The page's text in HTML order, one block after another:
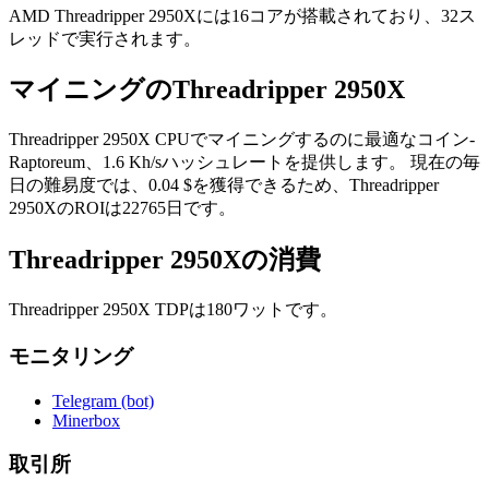
AMD Threadripper 2950Xには16コアが搭載されており、32ス
レッドで実行されます。
マイニングのThreadripper 2950X
Threadripper 2950X CPUでマイニングするのに最適なコイン-
Raptoreum、1.6 Kh/sハッシュレートを提供します。 現在の毎
日の難易度では、0.04 $を獲得できるため、Threadripper
2950XのROIは22765日です。
Threadripper 2950Xの消費
Threadripper 2950X TDPは180ワットです。
モニタリング
Telegram (bot)
Minerbox
取引所